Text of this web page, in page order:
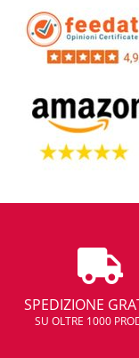
SPEDIZIONE
SU OLTRE 1000